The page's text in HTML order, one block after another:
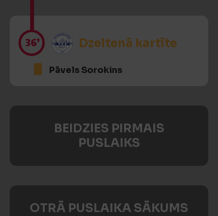
36’ Dzeltenā kartīte
Pāvels Sorokins
BEIDZIES PIRMAIS
PUSLAIKS
OTRĀ PUSLAIKA SĀKUMS